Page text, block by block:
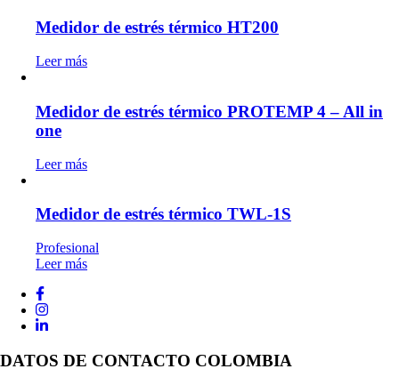
Medidor de estrés térmico HT200
Leer más
Medidor de estrés térmico PROTEMP 4 – All in
one
Leer más
Medidor de estrés térmico TWL-1S
Profesional
Leer más
DATOS DE CONTACTO COLOMBIA